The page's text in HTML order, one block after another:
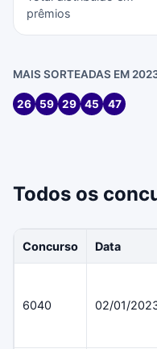
prêmios
MAIS SORTEADAS EM
26 59 29 45 47
Todos os
Concurso Data
6040 02/01/